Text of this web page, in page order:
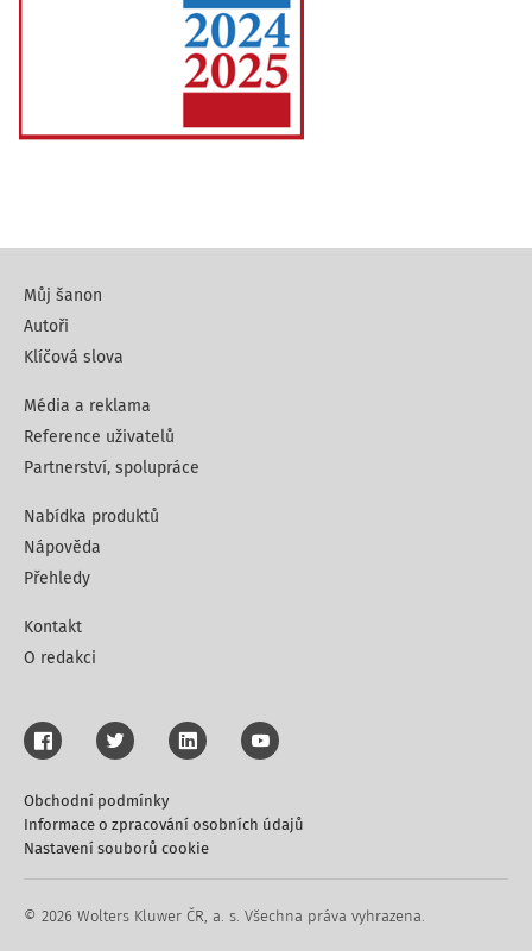
Můj šanon
Autoři
Klíčová slova
Média a reklama
Reference uživatelů
Partnerství, spolupráce
Nabídka produktů
Nápověda
Přehledy
Kontakt
O redakci
© 2026 Wolters Kluwer ČR, a. s. Všechna práva vyhrazena.
Obchodní podmínky
Informace o zpracování osobních údajů
Nastavení souborů cookie